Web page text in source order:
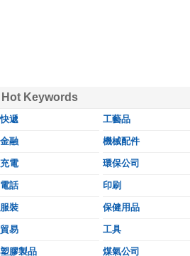
Hot Keywords
快遞 工藝品
金融 機械配件
充電 環保公司
電話 印刷
服裝 保健用品
貿易 工具
塑膠製品 煤氣公司